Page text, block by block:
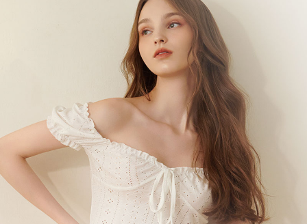
每筆NT$90，滿NT$1,300(含以上)免運費
澳門直送- 順豐海外